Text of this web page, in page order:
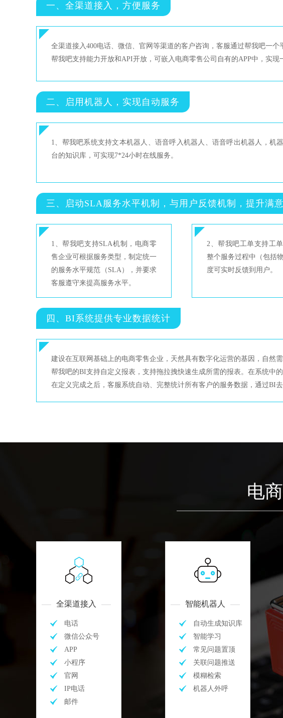
一、全渠道接入，方便服务
全渠道接入400电话、微信、官网等渠道的客户咨询，客服通过帮我吧一
帮我吧支持能力开放和API开放，可嵌入电商零售公司自有的APP中，实现
二、启用机器人，实现自动服务
1、帮我吧系统支持文本机器人、语音呼入机器人、语音呼出机器人，机
台的知识库，可实现7*24小时在线服务。
三、启动SLA服务水平机制，与用户反馈机制，提升满
1、帮我吧支持SLA机制，电商零
售企业可根据服务类型，制定统一
的服务水平规范（SLA），并要求
客服遵守来提高服务水平。
2、帮我吧工单支持工
整个服务过程中（包括
度可实时反馈到用户。
四、BI系统提供专业数据统计
建设在互联网基础上的电商零售企业，天然具有数字化运营的基因，自然
帮我吧的BI支持自定义报表，支持拖拉拽快速生成所需的报表。在系统中
在定义完成之后，客服系统自动、完整统计所有客户的服务数据，通过BI
电
全渠道接入
电话
微信公众号
APP
小程序
官网
IP电话
邮件
智能机器人
自动生成知识库
智能学习
常见问题置顶
关联问题推送
模糊检索
机器人外呼